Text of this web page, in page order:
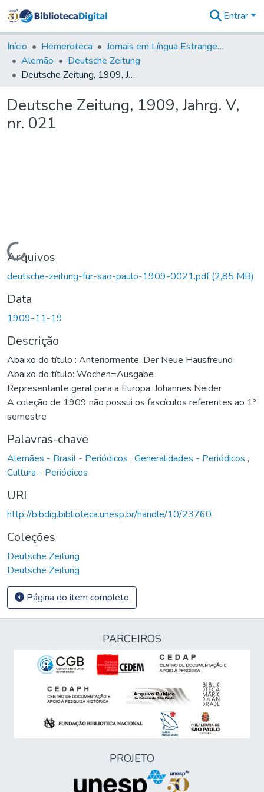
&
Coleções
Tudo na
Biblioteca
Estatísticas
Entrar
Início Hemeroteca
Jornais em Língua Estrangeira
Alemão
Deutsche Zeitung
Deutsche Zeitung, 1909, Jahrg. V, nr. 021
Deutsche Zeitung, 1909, Jahrg. V,
nr. 021
Carregando...
Arquivos
deutsche-zeitung-fur-sao-paulo-1909-0021.pdf(2,85 MB)
Data
1909-11-19
Descrição
Abaixo do título : Anteriormente, Der Neue Hausfreund
Abaixo do título: Wochen=Ausgabe
Representante geral para a Europa: Johannes Neider
A coleção de 1909 não possui os fascículos referentes ao 1º
semestre
Palavras-chave
Alemães - Brasil - Periódicos , Generalidades - Periódicos ,
Cultura - Periódicos
URI
http://bibdig.biblioteca.unesp.br/handle/10/23760
Coleções
Deutsche Zeitung
Deutsche Zeitung
Página do item completo
PARCEIROS
PROJETO